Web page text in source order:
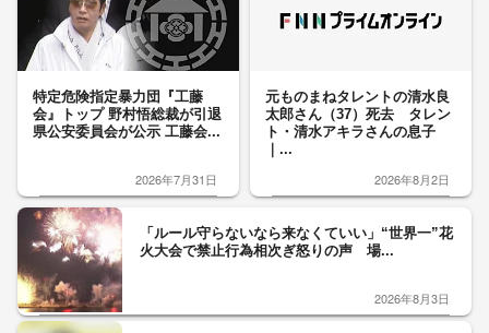
特定危険指定暴力団『工藤
会』トップ 野村悟総裁が引退
県公安委員会が公示 工藤会...
2026年7月31日
元ものまねタレントの清水良
太郎さん（37）死去 タレン
ト・清水アキラさんの息子
｜...
2026年8月2日
「ルール守らないなら来なくていい」“世界一”花
火大会で禁止行為相次ぎ怒りの声 場...
2026年8月3日